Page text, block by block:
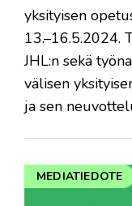
yksityisen
13.–16.5.2024.
JHL:n sekä
välisen
ja sen
MEDIATIEDOTE